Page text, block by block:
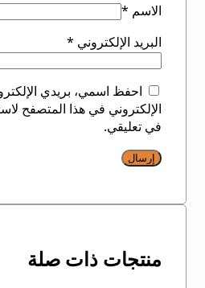
الاسم *
البريد الإلكتروني *
احفظ اسمي، بريدي
الإلكتروني في هذا المتصفح
في تعليقي.
منتجات ذات صلة